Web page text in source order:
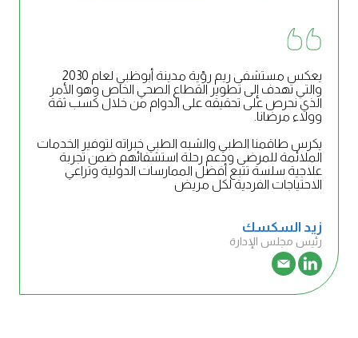
يعكس مستشفى ريم رؤية مدينة أبوظبي لعام 2030
والتي تهدف إلى تطوير القطاع الصحي الخاص وهو الأمر
الذي نحرص على تحقيقه على الدوام من خلال كسب ثقة
وولاء مرضانا.
يكرس طاقمنا الطبي والشبه الطبي خبراته لتوفير الخدمات
الملائمة للمرضى ودعم رحلة استشفائهم ضمن تجربة
علاجية سلسة تتبع أفضل الممارسات الدولية وتراعي
الاحتياجات الفردية لكل مريض
زيد السكسك
رئيس مجلس الإدارة